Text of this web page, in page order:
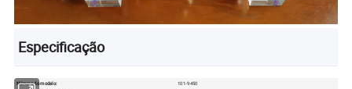
Especificação
Número do modelo:
101-9450